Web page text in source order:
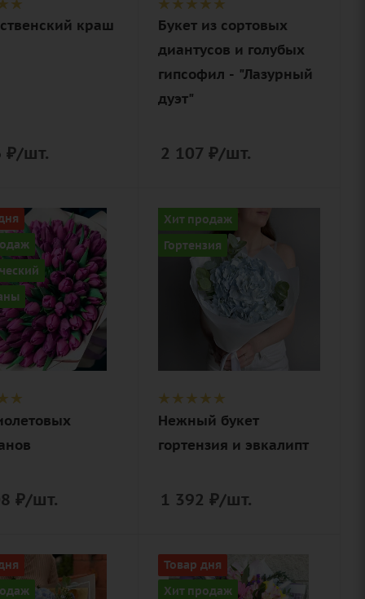
краш
₽/шт.
упаковка
Букет из сортовых
диантусов и голубых
гипсофил - "Лазурный
дуэт"
2 107₽/шт.
₽/шт.
Хит продаж
Гортензия
Цвет
голубой
Описание
гортензия,
эвкалипт,
дизайнерская
упаковка
Нежный букет
гортензия и эвкалипт
1 392 ₽/шт.
Товар дня
Хит продаж
Цвет
разноцветный